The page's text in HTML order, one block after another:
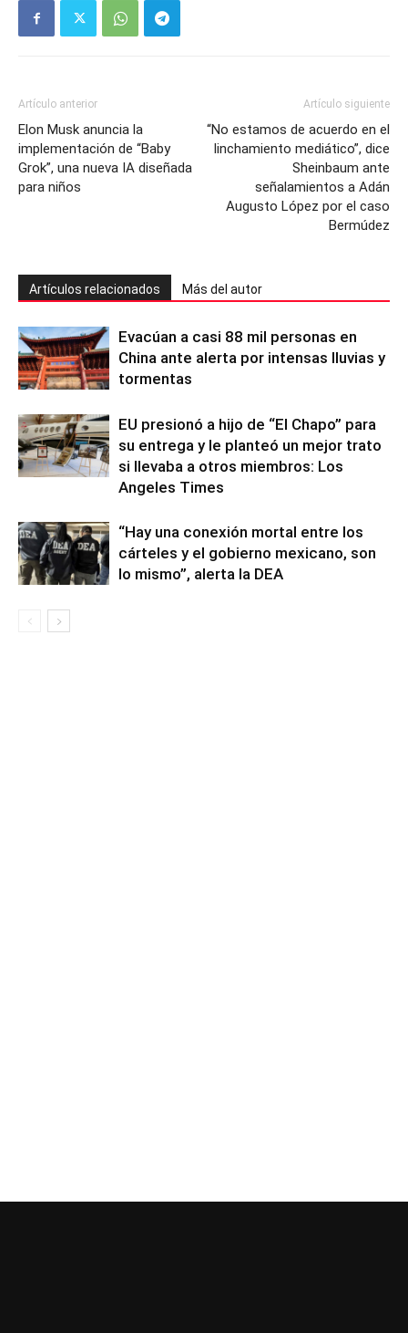
Artículo anterior
Elon Musk anuncia la
implementación de “Baby
Grok”, una nueva IA diseñada
para niños
Artículo siguiente
“No estamos de acuerdo en el
linchamiento mediático”, dice
Sheinbaum ante
señalamientos a Adán
Augusto López por el caso
Bermúdez
Artículos relacionados Más del autor
Evacúan a casi 88 mil personas en
China ante alerta por intensas lluvias y
tormentas
EU presionó a hijo de “El Chapo” para
su entrega y le planteó un mejor trato
si llevaba a otros miembros: Los
Angeles Times
“Hay una conexión mortal entre los
cárteles y el gobierno mexicano, son
lo mismo”, alerta la DEA